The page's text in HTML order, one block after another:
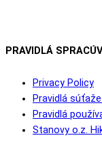
PRAVIDLÁ
Privacy Policy
Pravidlá
Pravidlá
Stanovy o.z.